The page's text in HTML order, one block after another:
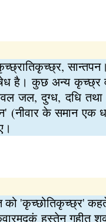
सान्तपन।
है। कुछ अन्य कृच्छ्र
जल, दुग्ध, दधि तथा
के समान एक
'कृच्छोतिकृच्छ्र'
हस्तेन गृहीतु